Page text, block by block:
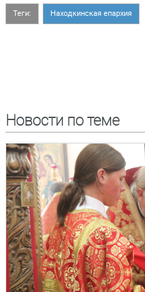
Теги: Находкинская епархия
Новости по теме